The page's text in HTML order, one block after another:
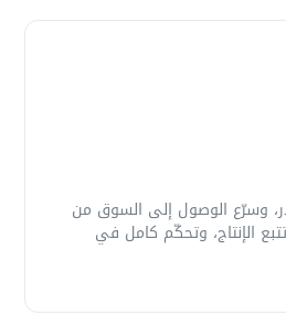
وسرّع الوصول إلى السوق من
الإنتاج، وتحكّم كامل في